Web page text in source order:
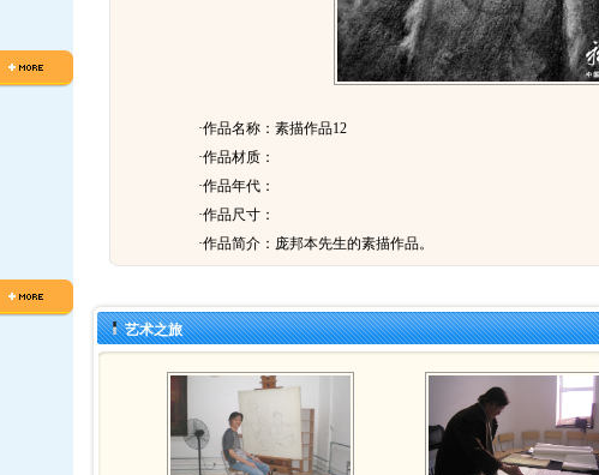
·作品名称：素描作品12
·作品材质：
·作品年代：
·作品尺寸：
·作品简介： 庞邦本先生的素描作品。
艺术之旅